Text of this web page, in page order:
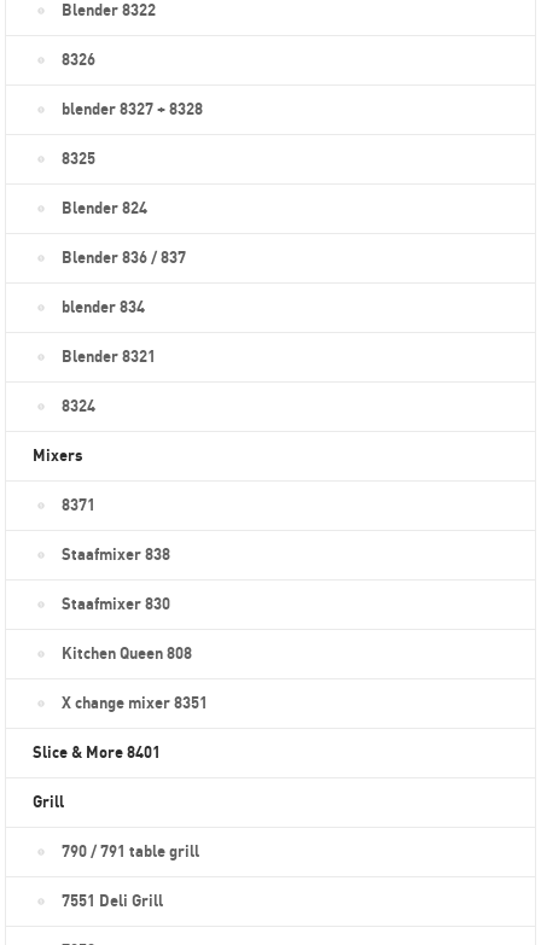
Blender 8322
8326
blender 8327 + 8328
8325
Blender 824
Blender 836 / 837
blender 834
Blender 8321
8324
Mixers
8371
Staafmixer 838
Staafmixer 830
Kitchen Queen 808
X change mixer 8351
Slice & More 8401
Grill
790 / 791 table grill
7551 Deli Grill